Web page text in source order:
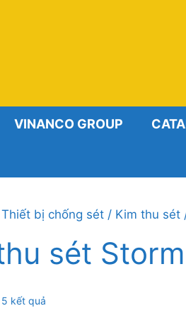
VINANCO GROUP
Thiết bị chống sét / Kim thu sét
sét
kết quả